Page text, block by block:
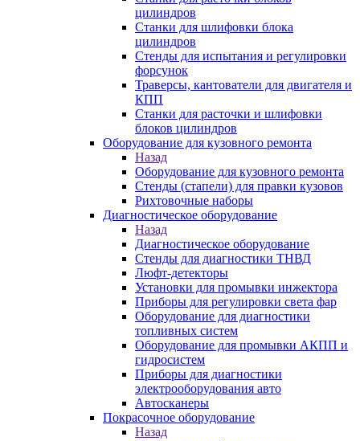
цилиндров
Станки для шлифовки блока
цилиндров
Стенды для испытания и регулировки
форсунок
Траверсы, кантователи для двигателя и
КПП
Станки для расточки и шлифовки
блоков цилиндров
Оборудование для кузовного ремонта
Назад
Оборудование для кузовного ремонта
Стенды (стапели) для правки кузовов
Рихтовочные наборы
Диагностическое оборудование
Назад
Диагностическое оборудование
Стенды для диагностики ТНВД
Люфт-детекторы
Установки для промывки инжектора
Приборы для регулировки света фар
Оборудование для диагностики
топливных систем
Оборудование для промывки АКПП и
гидросистем
Приборы для диагностики
электрооборудования авто
Автосканеры
Покрасочное оборудование
Назад